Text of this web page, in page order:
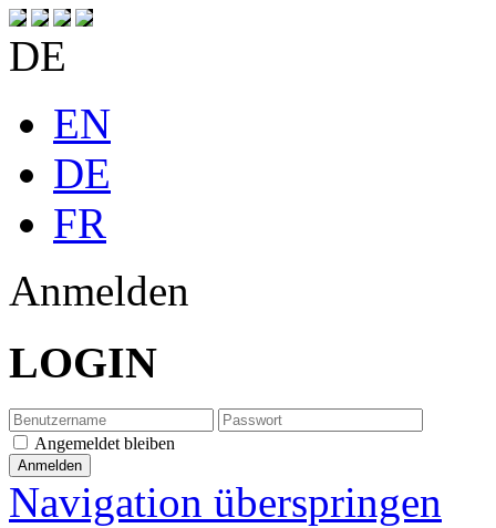
DE
EN
DE
FR
Anmelden
LOGIN
Angemeldet bleiben
Navigation überspringen